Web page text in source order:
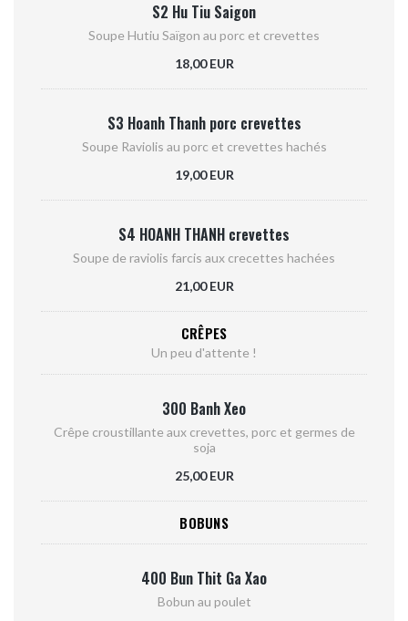
S2 Hu Tiu Saigon
Soupe Hutiu Saïgon au porc et crevettes
18,00 EUR
S3 Hoanh Thanh porc crevettes
Soupe Raviolis au porc et crevettes hachés
19,00 EUR
S4 HOANH THANH crevettes
Soupe de raviolis farcis aux crecettes hachées
21,00 EUR
CRÊPES
Un peu d'attente !
300 Banh Xeo
Crêpe croustillante aux crevettes, porc et germes de
soja
25,00 EUR
BOBUNS
400 Bun Thit Ga Xao
Bobun au poulet